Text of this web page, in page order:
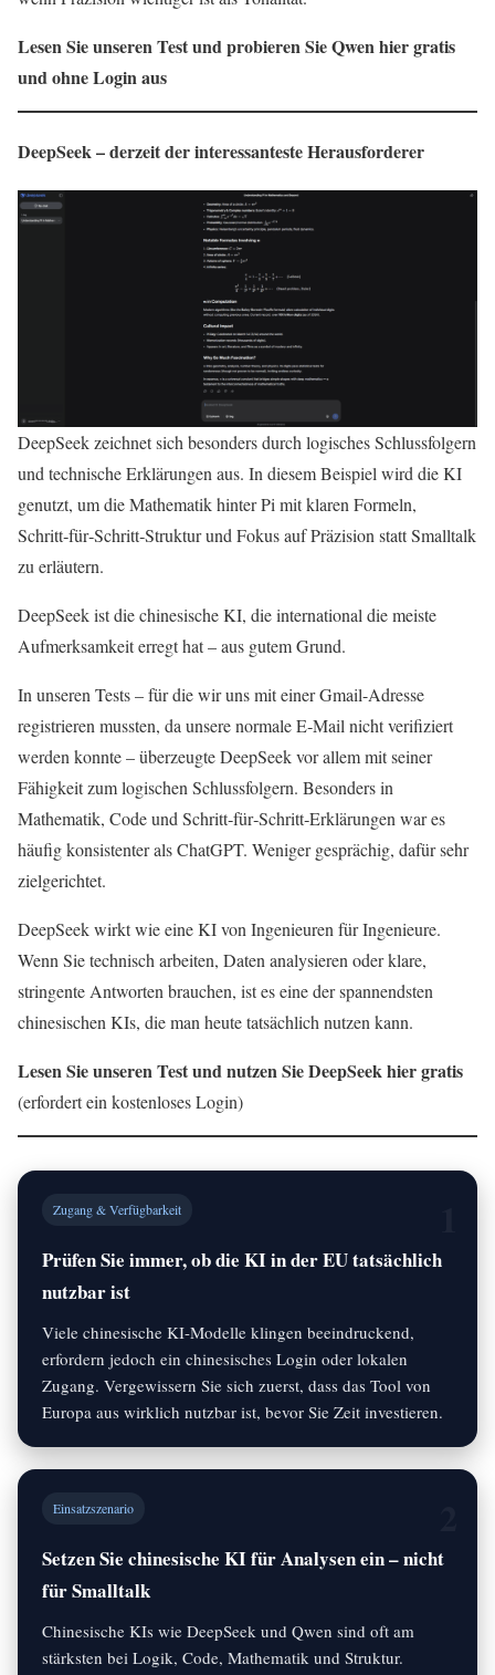
Lesen Sie unseren Test und probieren Sie Qwen hier gratis
und ohne Login aus
DeepSeek – derzeit der interessanteste Herausforderer
DeepSeek zeichnet sich besonders durch logisches Schlussfolgern
und technische Erklärungen aus. In diesem Beispiel wird die KI
genutzt, um die Mathematik hinter Pi mit klaren Formeln,
Schritt‑für‑Schritt‑Struktur und Fokus auf Präzision statt Smalltalk
zu erläutern.
DeepSeek ist die chinesische KI, die international die meiste
Aufmerksamkeit erregt hat – aus gutem Grund.
In unseren Tests – für die wir uns mit einer Gmail-Adresse
registrieren mussten, da unsere normale E‑Mail nicht verifiziert
werden konnte – überzeugte DeepSeek vor allem mit seiner
Fähigkeit zum logischen Schlussfolgern. Besonders in
Mathematik, Code und Schritt‑für‑Schritt‑Erklärungen war es
häufig konsistenter als ChatGPT. Weniger gesprächig, dafür sehr
zielgerichtet.
DeepSeek wirkt wie eine KI von Ingenieuren für Ingenieure.
Wenn Sie technisch arbeiten, Daten analysieren oder klare,
stringente Antworten brauchen, ist es eine der spannendsten
chinesischen KIs, die man heute tatsächlich nutzen kann.
Lesen Sie unseren Test und nutzen Sie DeepSeek hier gratis
(erfordert ein kostenloses Login)
Zugang & Verfügbarkeit
Prüfen Sie immer, ob die KI in der EU tatsächlich
nutzbar ist
Viele chinesische KI-Modelle klingen beeindruckend,
erfordern jedoch ein chinesisches Login oder lokalen
Zugang. Vergewissern Sie sich zuerst, dass das Tool von
Europa aus wirklich nutzbar ist, bevor Sie Zeit investieren.
Einsatzszenario
Setzen Sie chinesische KI für Analysen ein – nicht
für Smalltalk
Chinesische KIs wie DeepSeek und Qwen sind oft am
stärksten bei Logik, Code, Mathematik und Struktur.